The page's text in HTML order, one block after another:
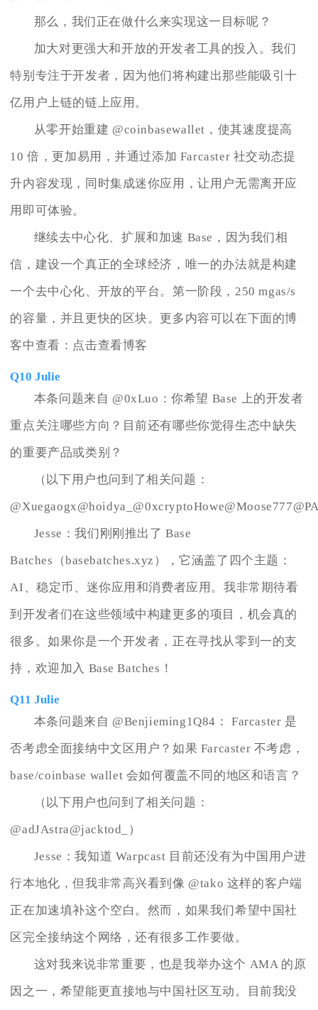
那么，我们正在做什么来实现这一目标呢？
加大对更强大和开放的开发者工具的投入。我们
特别专注于开发者，因为他们将构建出那些能吸引十
亿用户上链的链上应用。
从零开始重建 @coinbasewallet，使其速度提高
10 倍，更加易用，并通过添加 Farcaster 社交动态提
升内容发现，同时集成迷你应用，让用户无需离开应
用即可体验。
继续去中心化、扩展和加速 Base，因为我们相
信，建设一个真正的全球经济，唯一的办法就是构建
一个去中心化、开放的平台。第一阶段，250 mgas/s
的容量，并且更快的区块。更多内容可以在下面的博
客中查看：点击查看博客
Q10 Julie
本条问题来自 @0xLuo：你希望 Base 上的开发者
重点关注哪些方向？目前还有哪些你觉得生态中缺失
的重要产品或类别？
（以下用户也问到了相关问题：
Jesse：我们刚刚推出了 Base
Batches（basebatches.xyz），它涵盖了四个主题：
AI、稳定币、迷你应用和消费者应用。我非常期待看
到开发者们在这些领域中构建更多的项目，机会真的
很多。如果你是一个开发者，正在寻找从零到一的支
持，欢迎加入 Base Batches！
Q11 Julie
本条问题来自 @Benjieming1Q84： Farcaster 是
否考虑全面接纳中文区用户？如果 Farcaster 不考虑，
base/coinbase wallet 会如何覆盖不同的地区和语言？
（以下用户也问到了相关问题：
@adJAstra@jacktod_）
Jesse：我知道 Warpcast 目前还没有为中国用户进
行本地化，但我非常高兴看到像 @tako 这样的客户端
正在加速填补这个空白。然而，如果我们希望中国社
区完全接纳这个网络，还有很多工作要做。
这对我来说非常重要，也是我举办这个 AMA 的原
因之一，希望能更直接地与中国社区互动。目前我没